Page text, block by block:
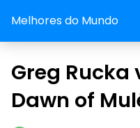
Melhores do Mundo
Greg Rucka
Dawn of